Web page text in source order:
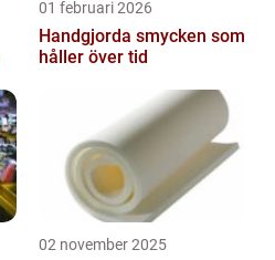
01 februari 2026
Handgjorda smycken som
håller över tid
02 november 2025